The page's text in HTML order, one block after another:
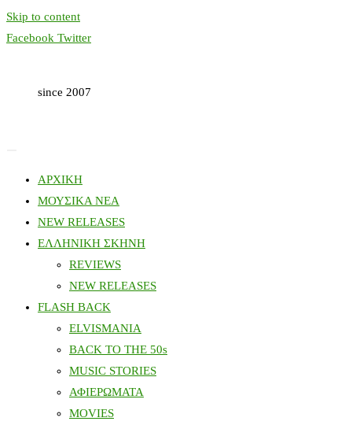
Skip to content
Facebook Twitter
since 2007
ΑΡΧΙΚΗ
ΜΟΥΣΙΚΑ ΝΕΑ
NEW RELEASES
ΕΛΛΗΝΙΚΗ ΣΚΗΝΗ
REVIEWS
NEW RELEASES
FLASH BACK
ELVISMANIA
BACK TO THE 50s
MUSIC STORIES
ΑΦΙΕΡΩΜΑΤΑ
MOVIES